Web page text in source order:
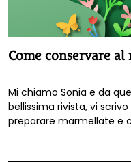
Come conservare
Mi chiamo Sonia e da
bellissima rivista, vi
preparare marmellate e